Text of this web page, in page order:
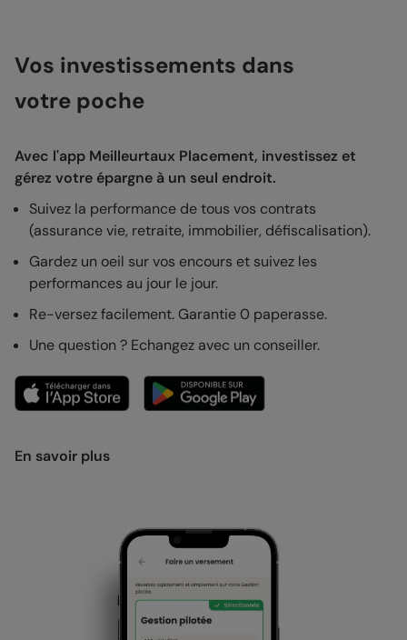
Vos investissements dans
votre poche
Avec l'app Meilleurtaux Placement, investissez et
gérez votre épargne à un seul endroit.
Suivez la performance de tous vos contrats
(assurance vie, retraite, immobilier, défiscalisation).
Gardez un oeil sur vos encours et suivez les
performances au jour le jour.
Re-versez facilement. Garantie 0 paperasse.
Une question ? Echangez avec un conseiller.
En savoir plus